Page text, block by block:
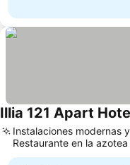
Illia 121 Apart
Instalaciones modernas
Restaurante en la
la ciudad